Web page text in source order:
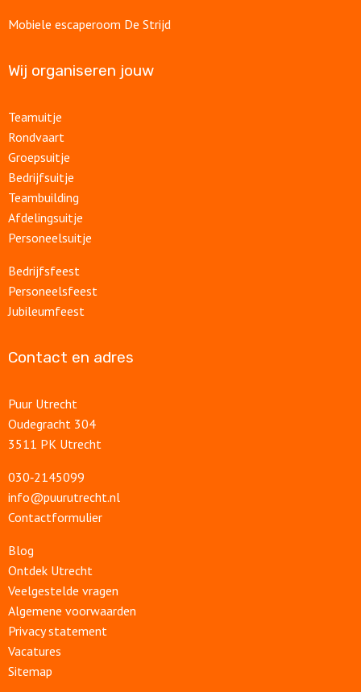
Mobiele escaperoom De Strijd
Wij organiseren jouw
Teamuitje
Rondvaart
Groepsuitje
Bedrijfsuitje
Teambuilding
Afdelingsuitje
Personeelsuitje
Bedrijfsfeest
Personeelsfeest
Jubileumfeest
Contact en adres
Puur Utrecht
Oudegracht 304
3511 PK Utrecht
030‑2145099
info@puurutrecht.nl
Contactformulier
Blog
Ontdek Utrecht
Veelgestelde vragen
Algemene voorwaarden
Privacy statement
Vacatures
Sitemap